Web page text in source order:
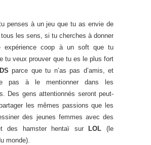
penses à un jeu que tu as envie de
les sens, si tu cherches à donner
expérience coop à un soft que tu
tu veux prouver que tu es le plus fort
parce que tu n’as pas d’amis, et
pas à le mentionner dans les
Des gens attentionnés seront peut-
les mêmes passions que les
des jeunes femmes avec des
des hamster hentaï sur
LOL (le
monde).